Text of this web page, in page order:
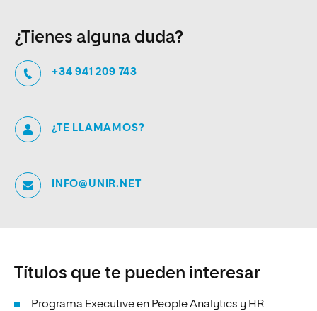
¿Tienes alguna duda?
+34 941 209 743
¿TE LLAMAMOS?
INFO@UNIR.NET
Títulos que te pueden interesar
Programa Executive en People Analytics y HR